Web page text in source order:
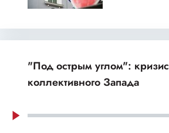
"Под острым углом": кризис
коллективного Запада